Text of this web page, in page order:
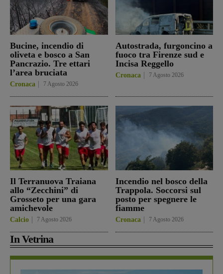
Bucine, incendio di
oliveta e bosco a San
Pancrazio. Tre ettari
l’area bruciata
Cronaca 7 Agosto 2026
Autostrada, furgoncino a
fuoco tra Firenze sud e
Incisa Reggello
Cronaca 7 Agosto 2026
Il Terranuova Traiana
allo “Zecchini” di
Grosseto per una gara
amichevole
Calcio 7 Agosto 2026
Incendio nel bosco della
Trappola. Soccorsi sul
posto per spegnere le
fiamme
Cronaca 7 Agosto 2026
In Vetrina